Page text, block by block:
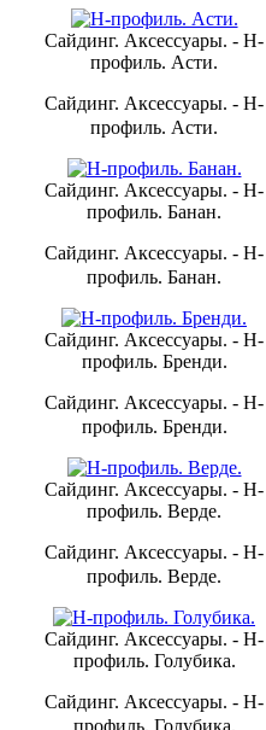
Сайдинг. Аксессуары. - H-
профиль. Асти.
Сайдинг. Аксессуары. - H-
профиль. Асти.
Сайдинг. Аксессуары. - H-
профиль. Банан.
Сайдинг. Аксессуары. - H-
профиль. Банан.
Сайдинг. Аксессуары. - H-
профиль. Бренди.
Сайдинг. Аксессуары. - H-
профиль. Бренди.
Сайдинг. Аксессуары. - H-
профиль. Верде.
Сайдинг. Аксессуары. - H-
профиль. Верде.
Сайдинг. Аксессуары. - H-
профиль. Голубика.
Сайдинг. Аксессуары. - H-